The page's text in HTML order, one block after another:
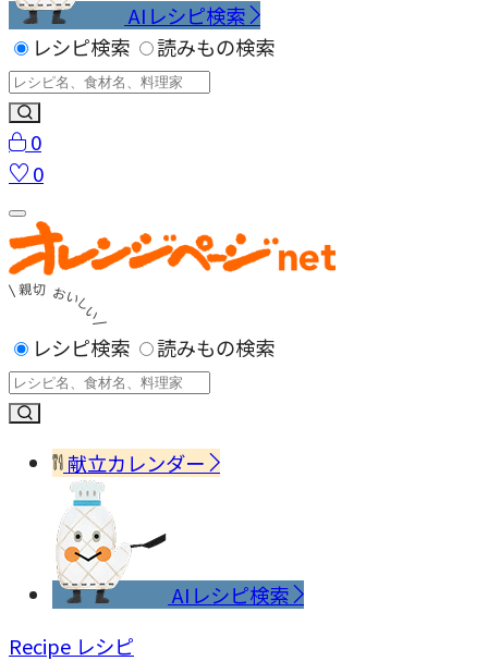
AIレシピ検索
レシピ検索
読みもの検索
0
0
レシピ検索 読みもの検索
献立カレンダー
AIレシピ検索
Recipe レシピ